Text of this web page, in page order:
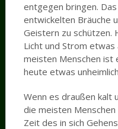
entgegen bringen.
entwickelten Bräuche
Geistern zu schützen.
Licht und Strom
meisten Menschen ist
heute etwas
Wenn es draußen kalt
die meisten Menschen
Zeit des in sich